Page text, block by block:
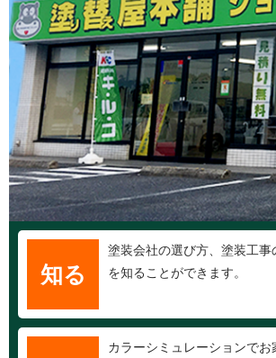
知る
塗装会社の選び方、塗装工事
を知ることができます。
カラーシミュレーションでお